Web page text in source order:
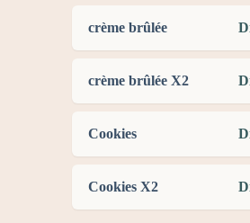
crème brûlée
crème brûlée X2
Cookies
Cookies X2